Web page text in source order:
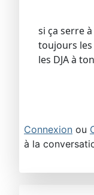
si ça serre
toujours
les DJA à
Connexion ou
à la